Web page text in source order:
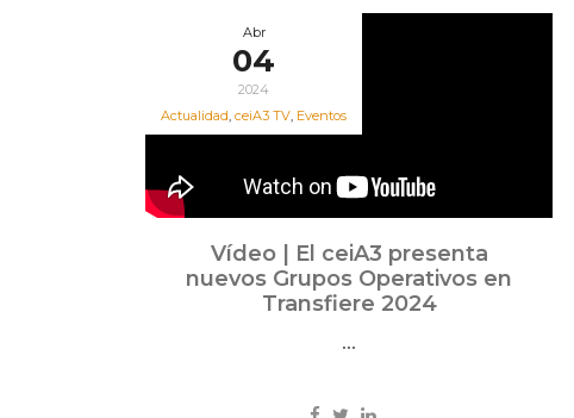
Abr
04
2024
Actualidad, ceiA3 TV, Eventos
Vídeo | El ceiA3 presenta
nuevos Grupos Operativos en
Transfiere 2024
...